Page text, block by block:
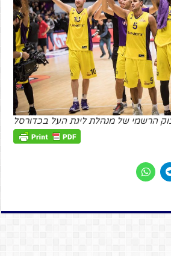
הרשמי של מנהלת ליגת העל בכדורסל